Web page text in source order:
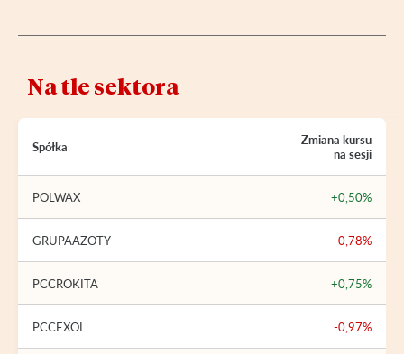
Na tle sektora
Spółka
Zmiana kursu
na sesji
POLWAX +0,50%
GRUPAAZOTY -0,78%
PCCROKITA +0,75%
PCCEXOL -0,97%